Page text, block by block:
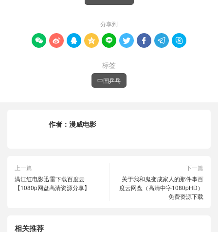
分享到
        
标签
中国乒乓
作者： 漫威电影
上一篇
满江红电影迅雷下载百度云
【1080p网盘高清资源分享】
下一篇
关于我和鬼变成家人的那件事百
度云网盘（高清中字1080pHD）
免费资源下载
相关推荐